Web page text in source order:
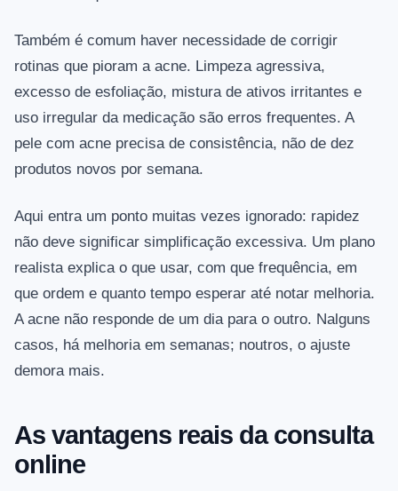
Também é comum haver necessidade de corrigir
rotinas que pioram a acne. Limpeza agressiva,
excesso de esfoliação, mistura de ativos irritantes e
uso irregular da medicação são erros frequentes. A
pele com acne precisa de consistência, não de dez
produtos novos por semana.
Aqui entra um ponto muitas vezes ignorado: rapidez
não deve significar simplificação excessiva. Um plano
realista explica o que usar, com que frequência, em
que ordem e quanto tempo esperar até notar melhoria.
A acne não responde de um dia para o outro. Nalguns
casos, há melhoria em semanas; noutros, o ajuste
demora mais.
As vantagens reais da consulta
online